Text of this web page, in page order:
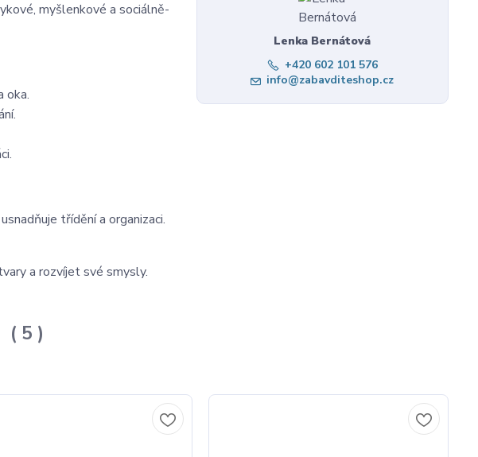
myšlenkové a sociálně-
oka.
třídění a organizaci.
a rozvíjet své smysly.
Lenka Bernátová
+420 602 101 576
info@zabavditeshop.cz
5